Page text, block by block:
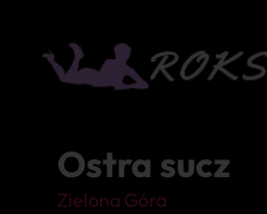
Ostra sucz
Zielona Góra